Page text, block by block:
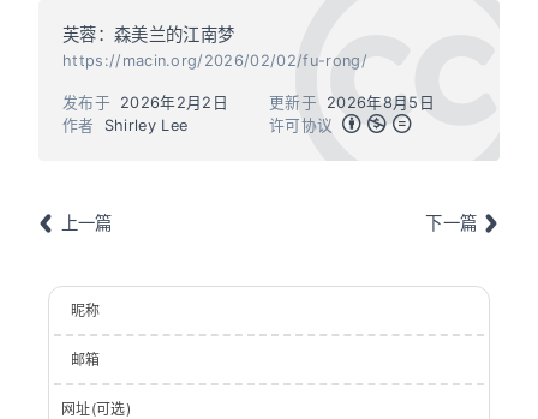
芙蓉：森美兰的江南梦
https://macin.org/2026/02/02/fu-rong/
作者 Shirley Lee
发布于 2026年2月2日 更新于
2026年8月5日
许可协议
上一篇 下一篇
昵称
邮箱
网址(可选)